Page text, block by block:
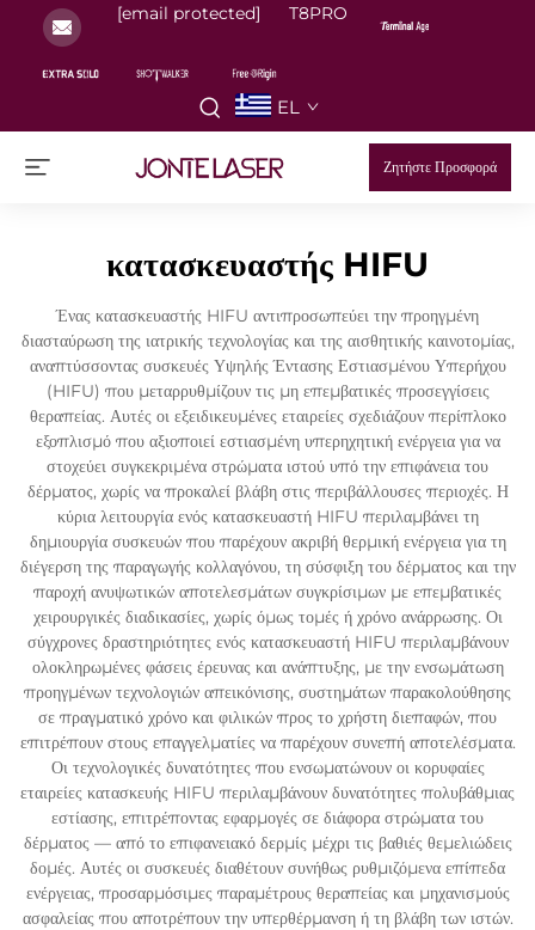
[email protected] T8PRO
EL
Ζητήστε Προσφορά
κατασκευαστής HIFU
Ένας κατασκευαστής HIFU αντιπροσωπεύει την προηγμένη
διασταύρωση της ιατρικής τεχνολογίας και της αισθητικής καινοτομίας,
αναπτύσσοντας συσκευές Υψηλής Έντασης Εστιασμένου Υπερήχου
(HIFU) που μεταρρυθμίζουν τις μη επεμβατικές προσεγγίσεις
θεραπείας. Αυτές οι εξειδικευμένες εταιρείες σχεδιάζουν περίπλοκο
εξοπλισμό που αξιοποιεί εστιασμένη υπερηχητική ενέργεια για να
στοχεύει συγκεκριμένα στρώματα ιστού υπό την επιφάνεια του
δέρματος, χωρίς να προκαλεί βλάβη στις περιβάλλουσες περιοχές. Η
κύρια λειτουργία ενός κατασκευαστή HIFU περιλαμβάνει τη
δημιουργία συσκευών που παρέχουν ακριβή θερμική ενέργεια για τη
διέγερση της παραγωγής κολλαγόνου, τη σύσφιξη του δέρματος και την
παροχή ανυψωτικών αποτελεσμάτων συγκρίσιμων με επεμβατικές
χειρουργικές διαδικασίες, χωρίς όμως τομές ή χρόνο ανάρρωσης. Οι
σύγχρονες δραστηριότητες ενός κατασκευαστή HIFU περιλαμβάνουν
ολοκληρωμένες φάσεις έρευνας και ανάπτυξης, με την ενσωμάτωση
προηγμένων τεχνολογιών απεικόνισης, συστημάτων παρακολούθησης
σε πραγματικό χρόνο και φιλικών προς το χρήστη διεπαφών, που
επιτρέπουν στους επαγγελματίες να παρέχουν συνεπή αποτελέσματα.
Οι τεχνολογικές δυνατότητες που ενσωματώνουν οι κορυφαίες
εταιρείες κατασκευής HIFU περιλαμβάνουν δυνατότητες πολυβάθμιας
εστίασης, επιτρέποντας εφαρμογές σε διάφορα στρώματα του
δέρματος — από το επιφανειακό δερμίς μέχρι τις βαθιές θεμελιώδεις
δομές. Αυτές οι συσκευές διαθέτουν συνήθως ρυθμιζόμενα επίπεδα
ενέργειας, προσαρμόσιμες παραμέτρους θεραπείας και μηχανισμούς
ασφαλείας που αποτρέπουν την υπερθέρμανση ή τη βλάβη των ιστών.